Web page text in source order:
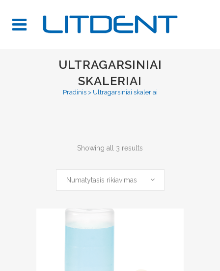
ULTRAGARSINIAI
SKALERIAI
Pradinis> Ultragarsiniai skaleriai
Showing all 3 results
Numatytasis rikiavimas